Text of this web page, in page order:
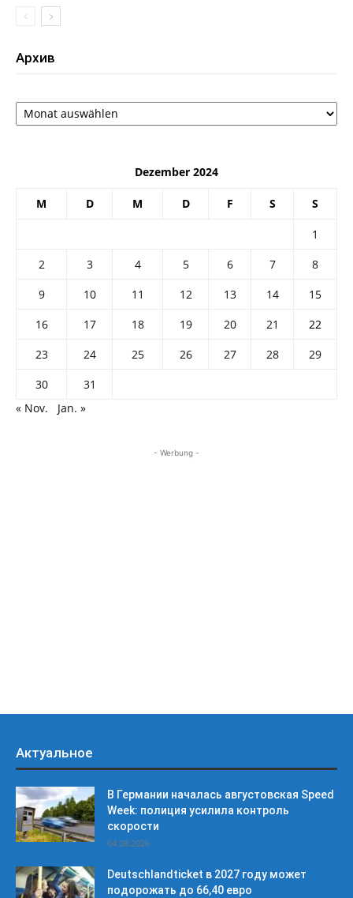
Архив
Архив
Dezember 2024
M D M D F S S
1
2
3 4 5 6 7
8
9
10 11 12 13 14
15
16
17 18 19 20 21
22
23
24 25 26 27 28
29
30
31
« Nov.
Jan. »
- Werbung -
Актуальное
В Германии началась августовская Speed
Week: полиция усилила контроль
скорости
04.08.2026
Deutschlandticket в 2027 году может
подорожать до 66,40 евро